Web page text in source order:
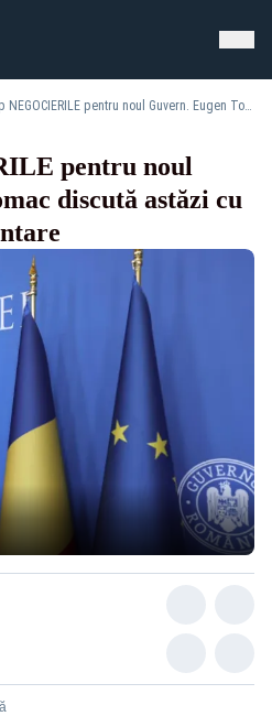
Încep NEGOCIERILE pentru noul Guvern. Eugen Tomac discută astăzi cu partidele parlamentare
pentru noul
discută astăzi cu